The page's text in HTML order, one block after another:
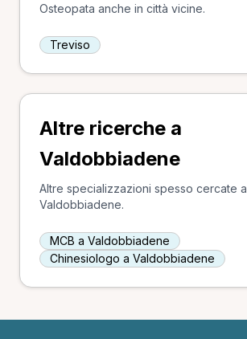
Osteopata anche in città vicine.
Treviso
Altre ricerche a
Valdobbiadene
Altre specializzazioni spesso cercate a
Valdobbiadene.
MCB a Valdobbiadene
Chinesiologo a Valdobbiadene